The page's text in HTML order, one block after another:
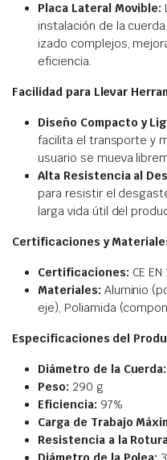
Placa Lateral Movible:
instalación de la
izado complejos,
eficiencia.
Facilidad para Llevar
Diseño Compacto y
facilita el transporte y
usuario se mueva
Alta Resistencia al
para resistir el
larga vida útil del
Certificaciones y
Certificaciones: CE
Materiales: Aluminio
eje), Poliamida
Especificaciones del
Diámetro de la Cuerda:
Peso: 290 g
Eficiencia: 97%
Carga de Trabajo
Resistencia a la